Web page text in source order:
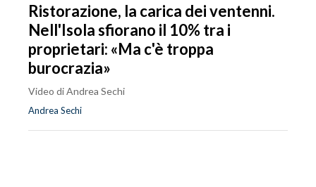
Ristorazione, la carica dei ventenni.
Nell'Isola sfiorano il 10% tra i
proprietari: «Ma c'è troppa
burocrazia»
Video di Andrea Sechi
Andrea Sechi